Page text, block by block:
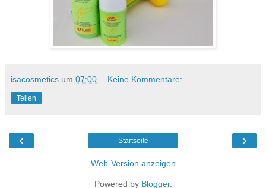
isacosmetics um 07:00 Keine Kommentare:
Teilen
‹ ›
Startseite
Web-Version anzeigen
Powered by Blogger.